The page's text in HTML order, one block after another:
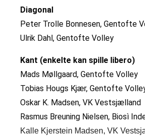
Diagonal
Peter Trolle Bonnesen, Gentofte
Ulrik Dahl, Gentofte Volley
Kant (enkelte kan spille libero)
Mads Møllgaard, Gentofte Volley
Tobias Hougs Kjær, Gentofte
Oskar K. Madsen, VK Vestsjælland
Rasmus Breuning Nielsen, Biosì
Kalle Kjerstein Madsen, VK